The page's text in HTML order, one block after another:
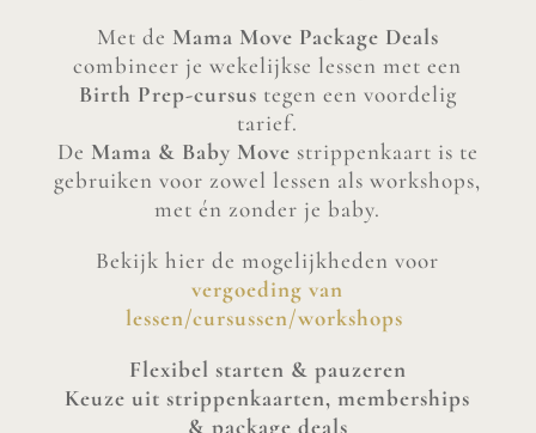
Met de Mama Move Package Deals
combineer je wekelijkse lessen met een
Birth Prep-cursus tegen een voordelig
tarief.
De Mama & Baby Move strippenkaart is te
gebruiken voor zowel lessen als workshops,
met én zonder je baby.
Bekijk hier de mogelijkheden voor
vergoeding van
lessen/cursussen/workshops
Flexibel starten & pauzeren
Keuze uit strippenkaarten, memberships
& package deals